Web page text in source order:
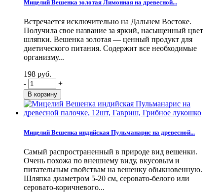
Мицелий Вешенка золотая Лимонная на древесной...
Встречается исключительно на Дальнем Востоке.
Получила свое название за яркий, насыщенный цвет
шляпки. Вешенка золотая — ценный продукт для
диетического питания. Содержит все необходимые
организму...
198 руб.
-
+
Мицелий Вешенка индийская Пульманарис на древесной...
Самый распространенный в природе вид вешенки.
Очень похожа по внешнему виду, вкусовым и
питательным свойствам на вешенку обыкновенную.
Шляпка диаметром 5-20 см, серовато-белого или
серовато-коричневого...